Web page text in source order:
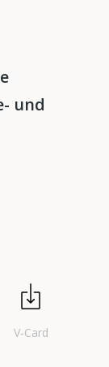
und
V-Card